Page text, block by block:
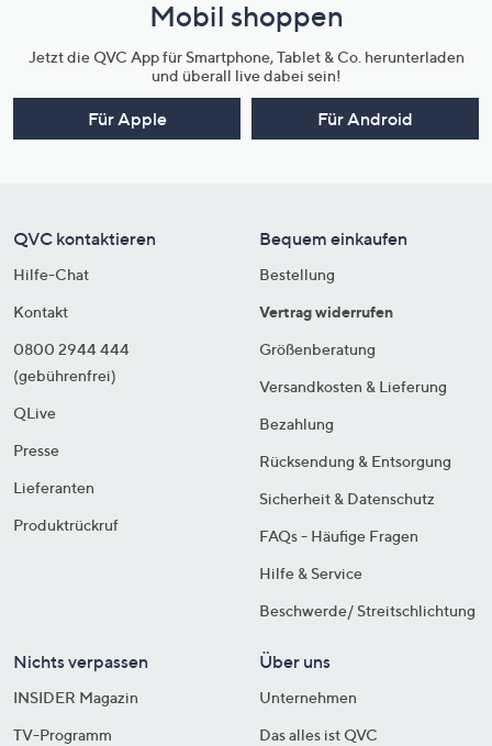
Mobil shoppen
Jetzt die QVC App für Smartphone, Tablet & Co. herunterladen
und überall live dabei sein!
Für Apple Für Android
QVC kontaktieren
Hilfe-Chat
Kontakt
0800 2944 444
(gebührenfrei)
QLive
Presse
Lieferanten
Produktrückruf
Bequem einkaufen
Bestellung
Vertrag widerrufen
Größenberatung
Versandkosten & Lieferung
Bezahlung
Rücksendung & Entsorgung
Sicherheit & Datenschutz
FAQs - Häufige Fragen
Hilfe & Service
Beschwerde/ Streitschlichtung
Nichts verpassen
INSIDER Magazin
TV-Programm
Über uns
Unternehmen
Das alles ist QVC